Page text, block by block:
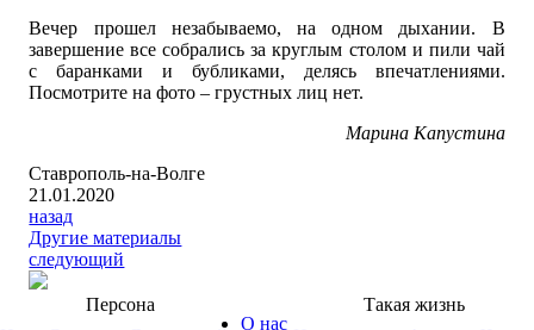
Вечер прошел незабываемо, на одном дыхании. В
завершение все собрались за круглым столом и пили чай
с баранками и бубликами, делясь впечатлениями.
Посмотрите на фото – грустных лиц нет.
Марина Капустина
Ставрополь-на-Волге
21.01.2020
назад
Другие материалы
следующий
Персона
Такая жизнь
О нас